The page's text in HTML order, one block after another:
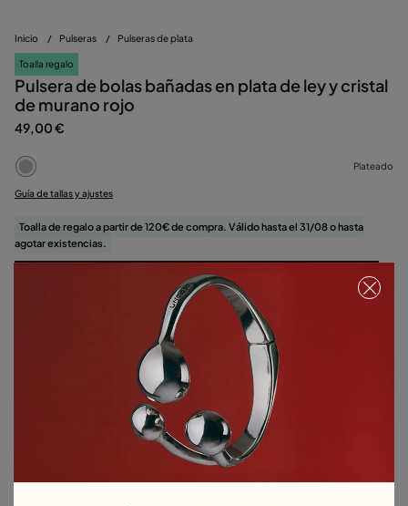
Inicio / Pulseras / Pulseras de plata
Toalla regalo
Pulsera de bolas bañadas en plata de ley y cristal
de murano rojo
49,00 €
Plateado
Guía de tallas y ajustes
Toalla de regalo a partir de 120€ de compra. Válido hasta el 31/08 o hasta
agotar existencias.
Seleccionar talla
Guía de tallas y ajustes
Explora otras categorías de Pulseras